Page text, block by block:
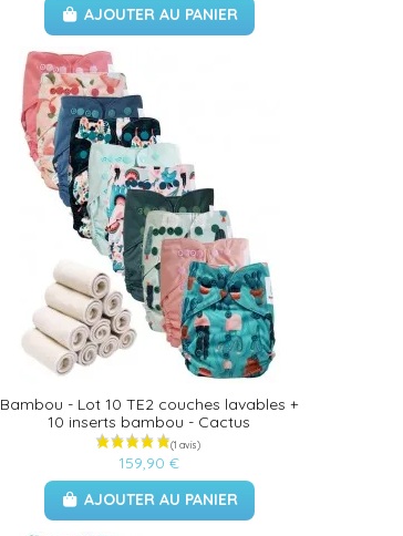
AJOUTER AU PANIER
Bambou - Lot 10 TE2 couches lavables +
10 inserts bambou - Cactus
159,90 €
AJOUTER AU PANIER